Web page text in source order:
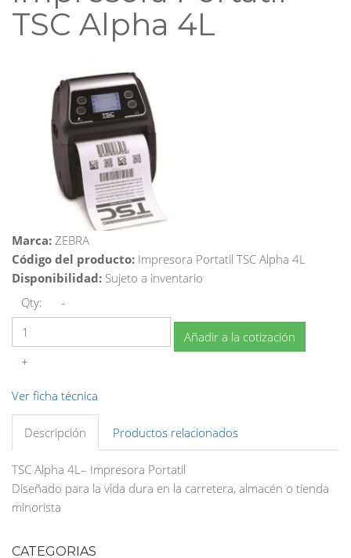
TSC Alpha 4L
Marca: ZEBRA
Código del producto: Impresora Portatil TSC Alpha 4L
Disponibilidad: Sujeto a inventario
Qty:
-
+
Añadir a la cotización
Ver ficha técnica
Descripción Productos relacionados
TSC Alpha 4L– Impresora Portatil
Diseñado para la vida dura en la carretera, almacén o tienda
minorista
CATEGORIAS